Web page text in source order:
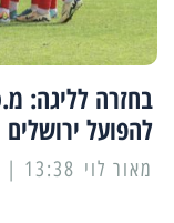
בחזרה לליגה:
להפועל ירושלים
מאור לוי 13:38 | 28/03/2025